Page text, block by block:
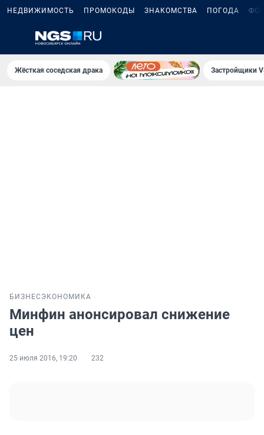
НЕДВИЖИМОСТЬ ПРОМОКОДЫ ЗНАКОМСТВА ПОГОДА
Жёсткая соседская драка Застройщики
БИЗНЕС ЭКОНОМИКА
Минфин анонсировал снижение
цен
25 июля 2016, 19:20 232